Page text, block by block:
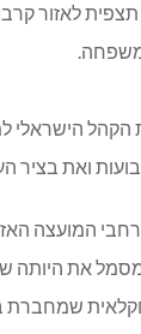
לאזור
הקהל
ואת בציר
המועצה
לוח השנה החקלאי הראשון
חקלאית